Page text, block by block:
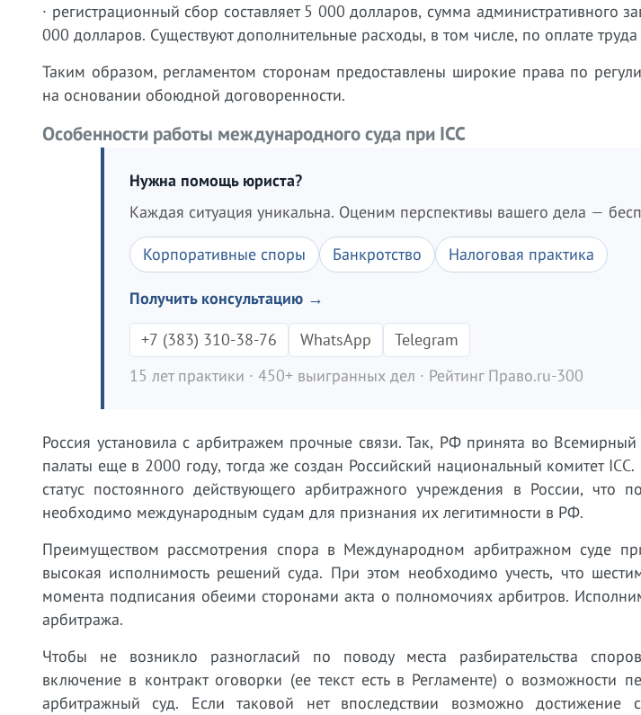
· регистрационный сбор составляет 5 000 долларов, сумма административного
000 долларов. Существуют дополнительные расходы, в том числе, по оплате
Таким образом, регламентом сторонам предоставлены широкие права по
на основании обоюдной договоренности.
Особенности работы международного суда при ICC
Нужна помощь юриста?
Каждая ситуация уникальна. Оценим перспективы вашего дела —
Корпоративные споры Банкротство Налоговая практика
Получить консультацию →
+7 (383) 310-38-76
WhatsApp
Telegram
15 лет практики · 450+ выигранных дел · Рейтинг Право.ru-300
Россия установила с арбитражем прочные связи. Так, РФ принята во
палаты еще в 2000 году, тогда же создан Российский национальный комитет
статус постоянного действующего арбитражного учреждения в России, что
необходимо международным судам для признания их легитимности в РФ.
Преимуществом рассмотрения спора в Международном арбитражном суде
высокая исполнимость решений суда. При этом необходимо учесть, что
момента подписания обеими сторонами акта о полномочиях арбитров.
арбитража.
Чтобы не возникло разногласий по поводу места разбирательства
включение в контракт оговорки (ее текст есть в Регламенте) о возможности
арбитражный суд. Если таковой нет впоследствии возможно достижение